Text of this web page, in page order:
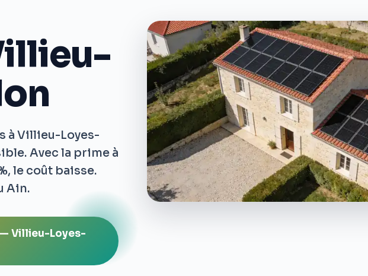
à Villieu-Loyes-
Avec la prime à
le coût baisse.
Ain.
Villieu-Loyes-